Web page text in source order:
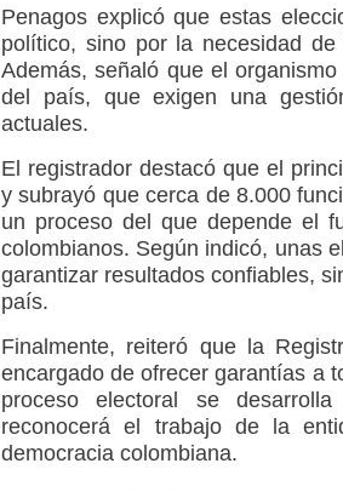
Penagos explicó que estas
político, sino por la necesidad
Además, señaló que el
del país, que exigen una
actuales.
El registrador destacó que el
y subrayó que cerca de 8.000
un proceso del que depende el
colombianos. Según indicó, unas
garantizar resultados confiables,
país.
Finalmente, reiteró que la
encargado de ofrecer garantías a
proceso electoral se
reconocerá el trabajo de la
democracia colombiana.